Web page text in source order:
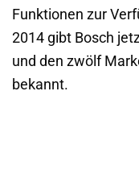
Funktionen zur
2014 gibt Bosch
und den zwölf
bekannt.